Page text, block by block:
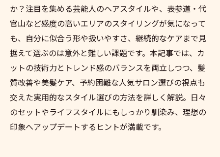
か？注目を集める芸能人のヘアスタイルや、表参道・代
官山など感度の高いエリアのスタイリングが気になって
も、自分に似合う形や扱いやすさ、継続的なケアまで見
据えて選ぶのは意外と難しい課題です。本記事では、カ
ットの技術力とトレンド感のバランスを両立しつつ、髪
質改善や美髪ケア、予約困難な人気サロン選びの視点も
交えた実用的なスタイル選びの方法を詳しく解説。日々
のセットやライフスタイルにもしっかり馴染み、理想の
印象へアップデートするヒントが満載です。